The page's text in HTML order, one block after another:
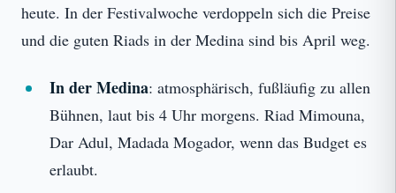
heute. In der Festivalwoche verdoppeln sich die Preise
und die guten Riads in der Medina sind bis April weg.
In der Medina: atmosphärisch, fußläufig zu allen
Bühnen, laut bis 4 Uhr morgens. Riad Mimouna,
Dar Adul, Madada Mogador, wenn das Budget es
erlaubt.